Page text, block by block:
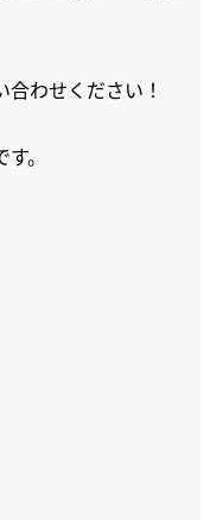
わせください！
。